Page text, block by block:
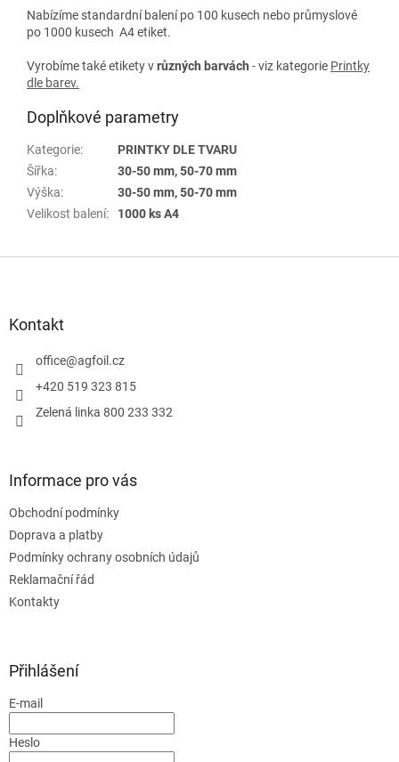
Nabízíme standardní balení po 100 kusech nebo průmyslové
po 1000 kusech A4 etiket.
Vyrobíme také etikety vrůzných barvách - viz kategorie Printky
dle barev.
Doplňkové parametry
Kategorie:
PRINTKY DLE TVARU
Šířka:
30-50 mm, 50-70 mm
Výška:
30-50 mm, 50-70 mm
Velikost balení: 1000 ks A4
Kontakt
office@agfoil.cz
+420 519 323 815
Zelená linka 800 233 332
Informace pro vás
Obchodní podmínky
Doprava a platby
Podmínky ochrany osobních údajů
Reklamační řád
Kontakty
Přihlášení
E-mail
Heslo